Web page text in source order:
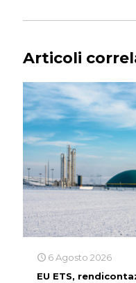
Articoli
6 Agosto 2026
EU ETS,